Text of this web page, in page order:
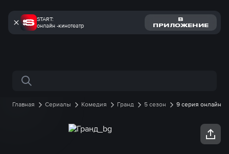
START:
онлайн -кинотеатр
В
ПРИЛОЖЕНИЕ
Поиск по сайту
Главная Сериалы Комедия Гранд 5 сезон 9 серия онлайн